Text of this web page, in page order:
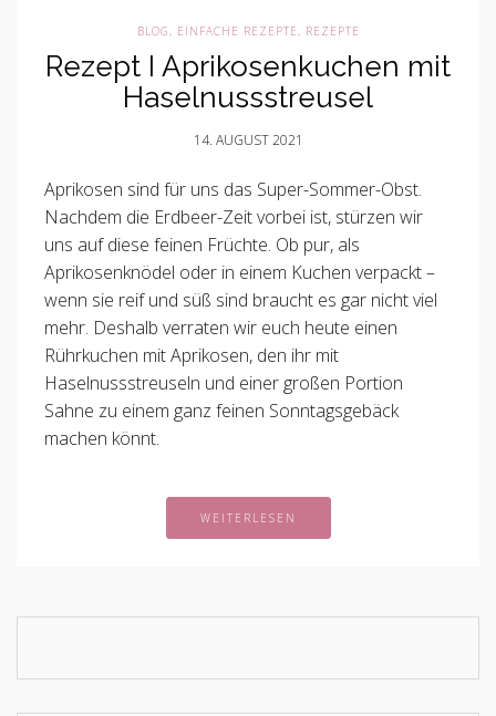
BLOG, EINFACHE REZEPTE, REZEPTE
Rezept I Aprikosenkuchen mit
Haselnussstreusel
14. AUGUST 2021
Aprikosen sind für uns das Super-Sommer-Obst.
Nachdem die Erdbeer-Zeit vorbei ist, stürzen wir
uns auf diese feinen Früchte. Ob pur, als
Aprikosenknödel oder in einem Kuchen verpackt –
wenn sie reif und süß sind braucht es gar nicht viel
mehr. Deshalb verraten wir euch heute einen
Rührkuchen mit Aprikosen, den ihr mit
Haselnussstreuseln und einer großen Portion
Sahne zu einem ganz feinen Sonntagsgebäck
machen könnt.
WEITERLESEN